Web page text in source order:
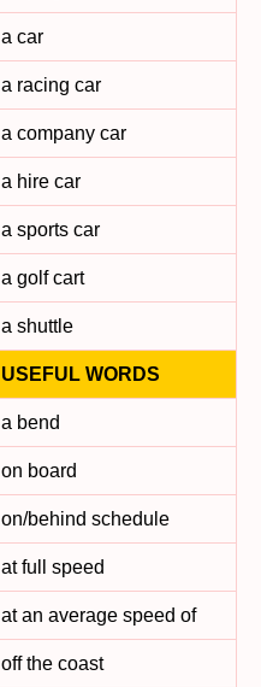
a car
a racing car
a company car
a hire car
a sports car
a golf cart
a shuttle
USEFUL WORDS
a bend
on board
on/behind schedule
at full speed
at an average speed of
off the coast